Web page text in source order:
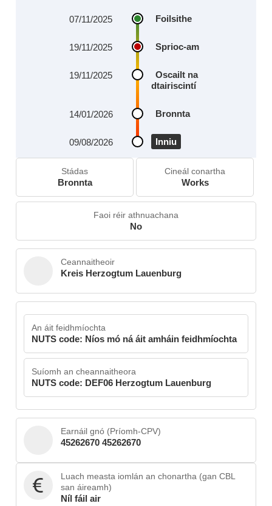
Foilsithe
07/11/2025
Sprioc‑am
19/11/2025
Oscailt na
dtairiscintí
19/11/2025
Bronnta
14/01/2026
Inniu
09/08/2026
Stádas
Bronnta
Cineál conartha
Works
Faoi réir athnuachana
No
Ceannaitheoir
Kreis Herzogtum Lauenburg
An áit feidhmíochta
NUTS code: Níos mó ná áit amháin feidhmíochta
Suíomh an cheannaitheora
NUTS code: DEF06 Herzogtum Lauenburg
Earnáil gnó (Príomh-CPV)
45262670 45262670
Luach measta iomlán an chonartha (gan CBL
san áireamh)
Níl fáil air